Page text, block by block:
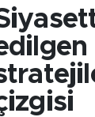
Durumu